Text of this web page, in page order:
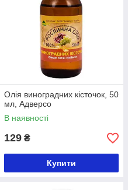
Олія виноградних кісточок, 50
мл, Адверсо
В наявності
129 ₴
Купити